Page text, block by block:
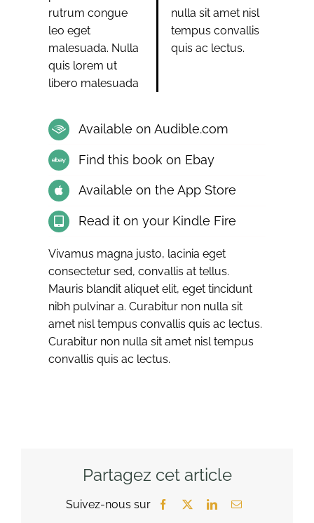
rutrum congue
leo eget
malesuada. Nulla
quis lorem ut
libero malesuada
nulla sit amet nisl
tempus convallis
quis ac lectus.
Available on Audible.com
Find this book on Ebay
Available on the App Store
Read it on your Kindle Fire
Vivamus magna justo, lacinia eget
consectetur sed, convallis at tellus.
Mauris blandit aliquet elit, eget tincidunt
nibh pulvinar a. Curabitur non nulla sit
amet nisl tempus convallis quis ac lectus.
Curabitur non nulla sit amet nisl tempus
convallis quis ac lectus.
Partagez cet article
Facebook
X LinkedInEmail